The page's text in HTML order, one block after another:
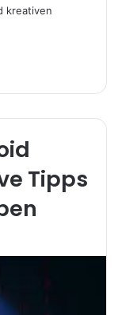
kreativen
Tipps